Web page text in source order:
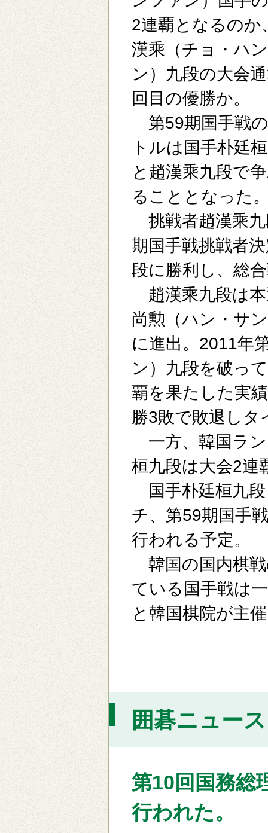
2連覇となるのか
漢乘（チョ・ハ
ン）九段の大会
回目の優勝か。
第59期国手戦
トルは国手朴廷
と趙漢乘九段で
ることとなった
挑戦者趙漢乘
期国手戦挑戦者
段に勝利し、総
趙漢乘九段は本
尚勲（ハン・サ
に進出。2011年
ン）九段を破っ
覇を果たした実
勝3敗で敗退しタ
一方、韓国ラ
桓九段は大会2連
国手朴廷桓九段
チ、第59期国手
行われる予定。
韓国の国内棋戦
ている国手戦は
と韓国棋院が主
囲碁ニュー
第10回国務総
行われた。